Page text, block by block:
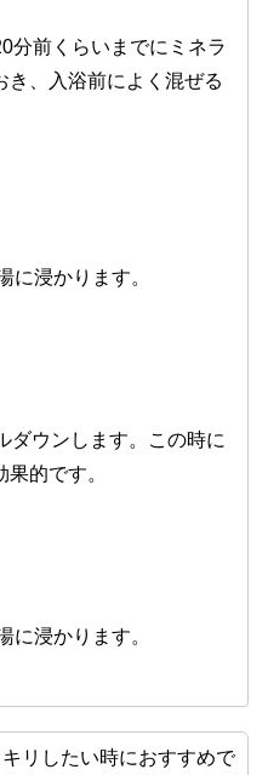
前くらいまでにミネラ
き、入浴前によく混ぜる
に浸かります。
ダウンします。この時に
的です。
に浸かります。
リしたい時におすすめで